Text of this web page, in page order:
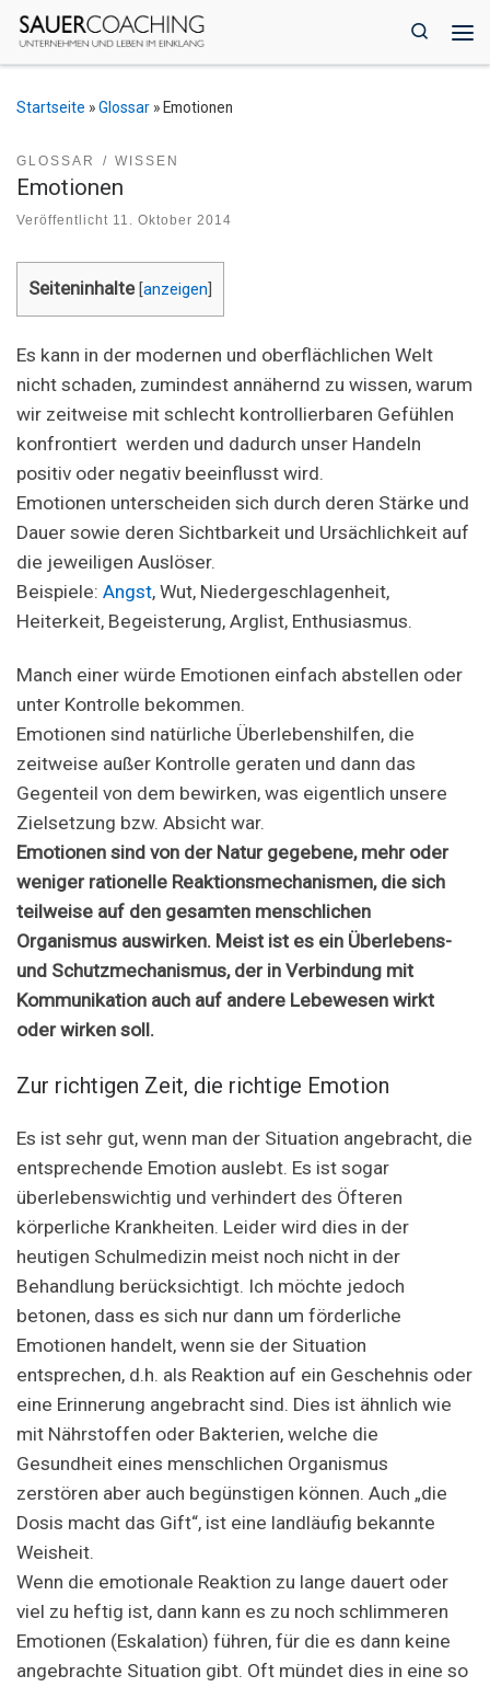
Zum Inhalt springen
Search
Startseite »Glossar » Emotionen
GLOSSAR WISSEN
Emotionen
Veröffentlicht 11. Oktober 2014
Seiteninhalte [anzeigen]
Es kann in der modernen und oberflächlichen Welt
nicht schaden, zumindest annähernd zu wissen, warum
wir zeitweise mit schlecht kontrollierbaren Gefühlen
konfrontiert werden und dadurch unser Handeln
positiv oder negativ beeinflusst wird.
Emotionen unterscheiden sich durch deren Stärke und
Dauer sowie deren Sichtbarkeit und Ursächlichkeit auf
die jeweiligen Auslöser.
Beispiele: Angst, Wut, Niedergeschlagenheit,
Heiterkeit, Begeisterung, Arglist, Enthusiasmus.
Manch einer würde Emotionen einfach abstellen oder
unter Kontrolle bekommen.
Emotionen sind natürliche Überlebenshilfen, die
zeitweise außer Kontrolle geraten und dann das
Gegenteil von dem bewirken, was eigentlich unsere
Zielsetzung bzw. Absicht war.
Emotionen sind von der Natur gegebene, mehr oder
weniger rationelle Reaktionsmechanismen, die sich
teilweise auf den gesamten menschlichen
Organismus auswirken. Meist ist es ein Überlebens-
und Schutzmechanismus, der in Verbindung mit
Kommunikation auch auf andere Lebewesen wirkt
oder wirken soll.
Zur richtigen Zeit, die richtige Emotion
Es ist sehr gut, wenn man der Situation angebracht, die
entsprechende Emotion auslebt. Es ist sogar
überlebenswichtig und verhindert des Öfteren
körperliche Krankheiten. Leider wird dies in der
heutigen Schulmedizin meist noch nicht in der
Behandlung berücksichtigt. Ich möchte jedoch
betonen, dass es sich nur dann um förderliche
Emotionen handelt, wenn sie der Situation
entsprechen, d.h. als Reaktion auf ein Geschehnis oder
eine Erinnerung angebracht sind. Dies ist ähnlich wie
mit Nährstoffen oder Bakterien, welche die
Gesundheit eines menschlichen Organismus
zerstören aber auch begünstigen können. Auch „die
Dosis macht das Gift“, ist eine landläufig bekannte
Weisheit.
Wenn die emotionale Reaktion zu lange dauert oder
viel zu heftig ist, dann kann es zu noch schlimmeren
Emotionen (Eskalation) führen, für die es dann keine
angebrachte Situation gibt. Oft mündet dies in eine so